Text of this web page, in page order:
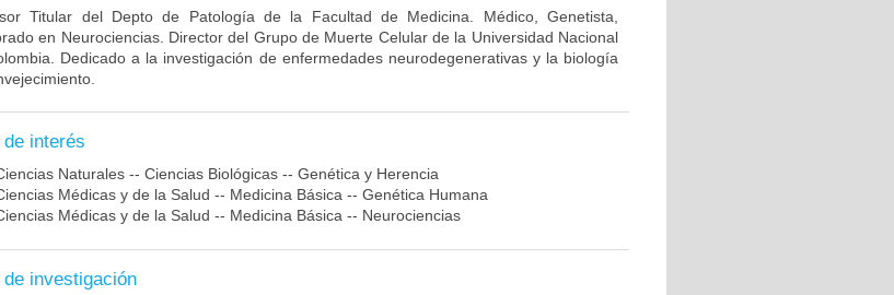
Titular del Depto de Patología de la Facultad de Medicina. Médico, Genetista,
en Neurociencias. Director del Grupo de Muerte Celular de la Universidad Nacional
Dedicado a la investigación de enfermedades neurodegenerativas y la biología
interés
Naturales -- Ciencias Biológicas -- Genética y Herencia
Médicas y de la Salud -- Medicina Básica -- Genética Humana
Médicas y de la Salud -- Medicina Básica -- Neurociencias
investigación